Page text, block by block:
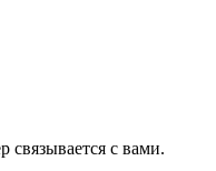
связывается с вами.